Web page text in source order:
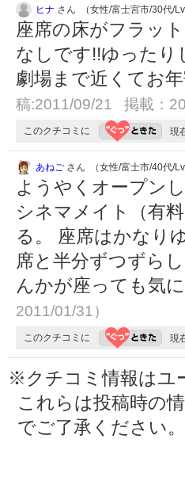
ヒナ さん （女性/富士宮市/30代/
座席の床がフラッ
なしです!!ゆったり
劇場まで近くてお
稿:2011/09/21 掲載：
このクチコミに 現
あねご さん （女性/富士市/40代/
ようやくオープン
シネマメイト（有
る。 座席はかなり
席と半分ずつずら
んかが座っても気
2011/01/31）
このクチコミに 現
※クチコミ情報はユ
これらは投稿時の
でご了承ください。